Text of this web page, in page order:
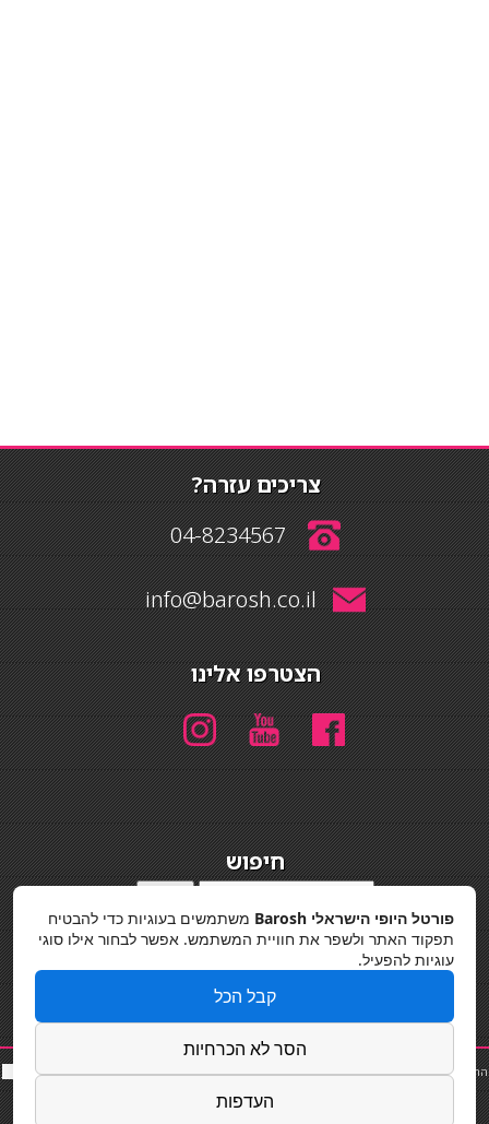
צריכים עזרה?
04-8234567
info@barosh.co.il
הצטרפו אלינו
חיפוש
מדיניות פרטיות
החלקות שיער|תאורה לבית|פאות ותוספות שיער|נייל סטודיו|תוספות שיער|שף פרטי|כ
סאות
פורטל היופי הישראלי Barosh
משתמשים בעוגיות כדי להבטיח
תפקוד האתר ולשפר את חוויית המשתמש. אפשר לבחור אילו סוגי
עוגיות להפעיל.
קבל הכל
הסר לא הכרחיות
העדפות